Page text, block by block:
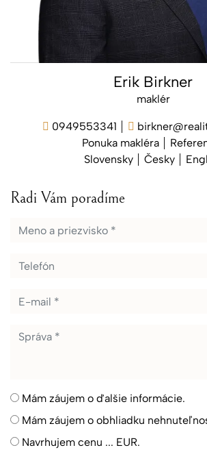
Erik Birkner
maklér
0949553341
Ponuka makléra
Slovensky
Česky
Radi Vám poradíme
Mám záujem o ďalšie informácie.
Mám záujem o obhliadku
Navrhujem cenu ... EUR.